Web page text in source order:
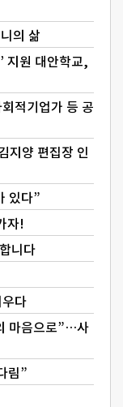
의 삶
지원 대안학교,
적기업가 등 공
지양 편집장 인
있다”
자!
니다
다
마음으로”…사
림”